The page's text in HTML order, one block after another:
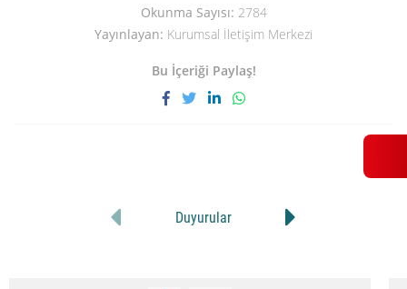
Okunma Sayısı: 2784
Yayınlayan: Kurumsal İletişim Merkezi
Bu İçeriği Paylaş!
Duyurular